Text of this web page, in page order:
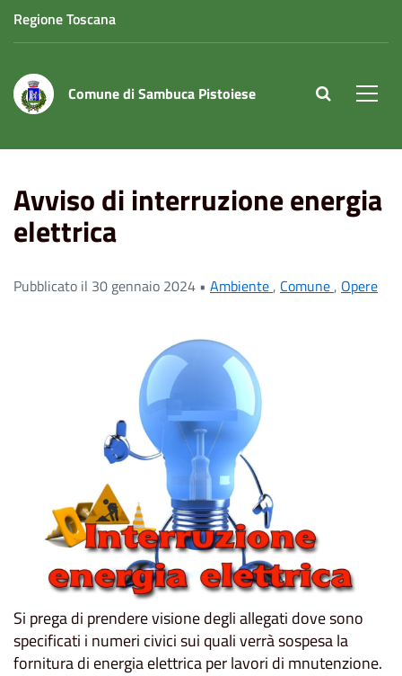
Regione Toscana
Comune di Sambuca Pistoiese site.searc
Avviso di interruzione energia
elettrica
Pubblicato il 30 gennaio 2024 • Ambiente, Comune, Opere
Si prega di prendere visione degli allegati dove sono
specificati i numeri civici sui quali verrà sospesa la
fornitura di energia elettrica per lavori di mnutenzione.